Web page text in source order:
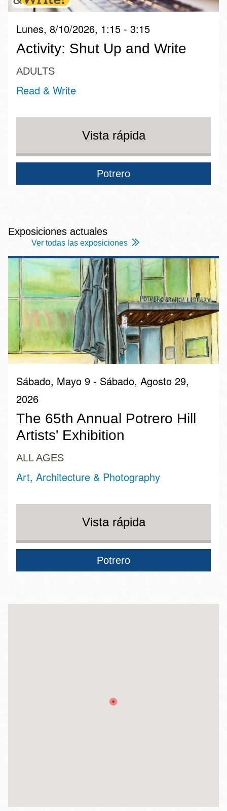
Lunes, 8/10/2026, 1:15 - 3:15
Activity: Shut Up and Write
ADULTS
Read & Write
Vista rápida
Potrero
Exposiciones actuales
Ver todas las exposiciones
Sábado, Mayo 9 - Sábado, Agosto 29,
2026
The 65th Annual Potrero Hill
Artists' Exhibition
ALL AGES
Art, Architecture & Photography
Vista rápida
Potrero